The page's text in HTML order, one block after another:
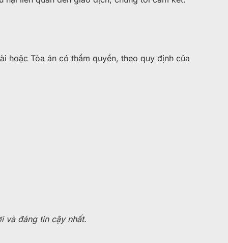
hoặc Tòa án có thẩm quyền, theo quy định của
và đáng tin cậy nhất.